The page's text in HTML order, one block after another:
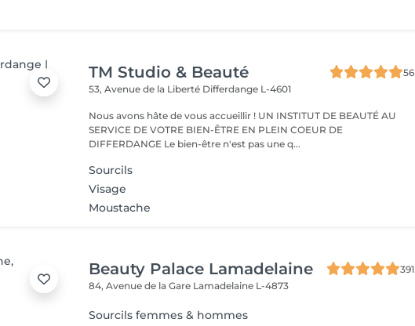
TM Studio & Beauté
56
53, Avenue de la Liberté Differdange L-4601
Nous avons hâte de vous accueillir ! UN INSTITUT DE BEAUTÉ AU
SERVICE DE VOTRE BIEN-ÊTRE EN PLEIN COEUR DE
DIFFERDANGE Le bien-être n'est pas une q...
Sourcils
Visage
Moustache
Beauty Palace Lamadelaine
391
84, Avenue de la Gare Lamadelaine L-4873
Sourcils femmes & hommes